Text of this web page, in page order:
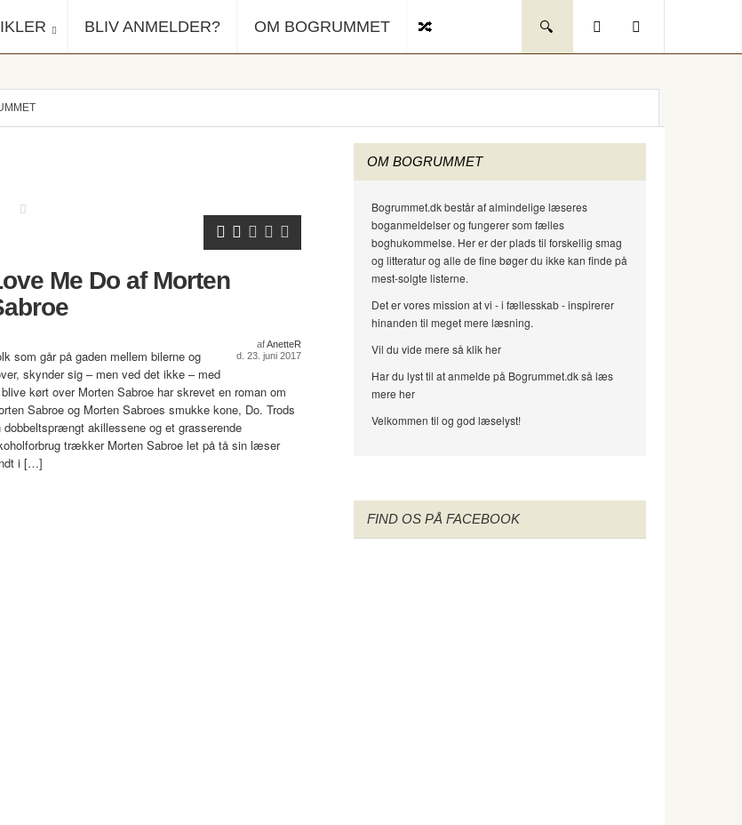
BLIV ANMELDER? OM BOGRUMMET
Me Do af Morten
afAnetteR
d. 23. juni 2017
som går på gaden mellem bilerne og
skynder sig – men ved det ikke – med
kørt over Morten Sabroe har skrevet en roman om
Sabroe og Morten Sabroes smukke kone, Do. Trods
dobbeltsprængt akillessene og et grasserende
trækker Morten Sabroe let på tå sin læser
i […]
OM BOGRUMMET
Bogrummet.dk består af almindelige læseres
boganmeldelser og fungerer som fælles
boghukommelse. Her er der plads til forskellig smag
og litteratur og alle de fine bøger du ikke kan finde på
mest-solgte listerne.
Det er vores mission at vi - i fællesskab - inspirerer
hinanden til meget mere læsning.
Vil du vide mere så klik her
Har du lyst til at anmelde på Bogrummet.dk så læs
mere her
Velkommen til og god læselyst!
FIND OS PÅ FACEBOOK